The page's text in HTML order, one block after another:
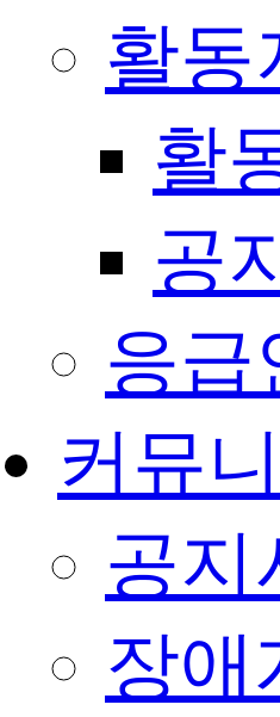
활동
활
공
응급
커뮤
공지
장애